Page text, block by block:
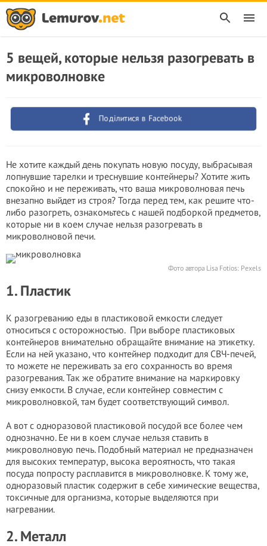
5 вещей, которые нельзя разогревать в
микроволновке
Поділитися в Facebook
Не хотите каждый день покупать новую посуду, выбрасывая
лопнувшие тарелки и треснувшие контейнеры? Хотите жить
спокойно и не переживать, что ваша микроволновая печь
внезапно выйдет из строя? Тогда перед тем, как решите что-
либо разогреть, ознакомьтесь с нашей подборкой предметов,
которые ни в коем случае нельзя разогревать в
микроволновой печи.
Фото автора Lisa Fotios: Pexels
1. Пластик
К разогреванию еды в пластиковой емкости следует
относиться с осторожностью. При выборе пластиковых
контейнеров внимательно обращайте внимание на этикетку.
Если на ней указано, что контейнер подходит для СВЧ-печей,
то можете не переживать за его сохранность во время
разогревания. Так же обратите внимание на маркировку
снизу емкости. В случае, если контейнер совместим с
микроволновкой, там будет соответствующий символ.
А вот с одноразовой пластиковой посудой все более чем
однозначно. Ее ни в коем случае нельзя ставить в
микроволновую печь. Подобный материал не предназначен
для высоких температур, высока вероятность, что такая
посуда попросту расплавится в микроволновке. К тому же,
одноразовый пластик содержит в себе химические вещества,
токсичные для организма, которые выделяются при
нагревании.
2. Металл